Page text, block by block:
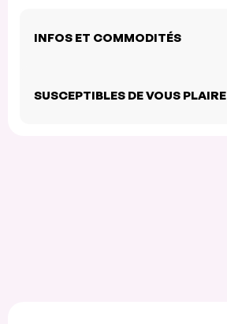
INFOS ET COMMODITÉS
SUSCEPTIBLES DE VOUS PLAIRE